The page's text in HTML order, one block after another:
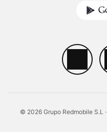
© 2026 Grupo Redmobile S.L ·